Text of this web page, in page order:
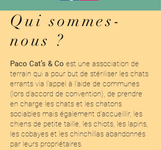
Qui sommes-
nous ?
Paco Cat’s & Co est une association de
terrain qui a pour but de stériliser les chats
errants via l'appel à l'aide de communes
(lors d'accord de convention), de prendre
en charge les chats et les chatons
sociables mais également d’accueillir, les
chiens de petite taille, les chiots, les lapins,
les cobayes et les chinchillas abandonnés
par leurs propriétaires.